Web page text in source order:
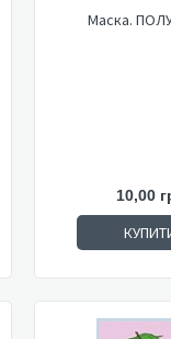
Маска.
10,00